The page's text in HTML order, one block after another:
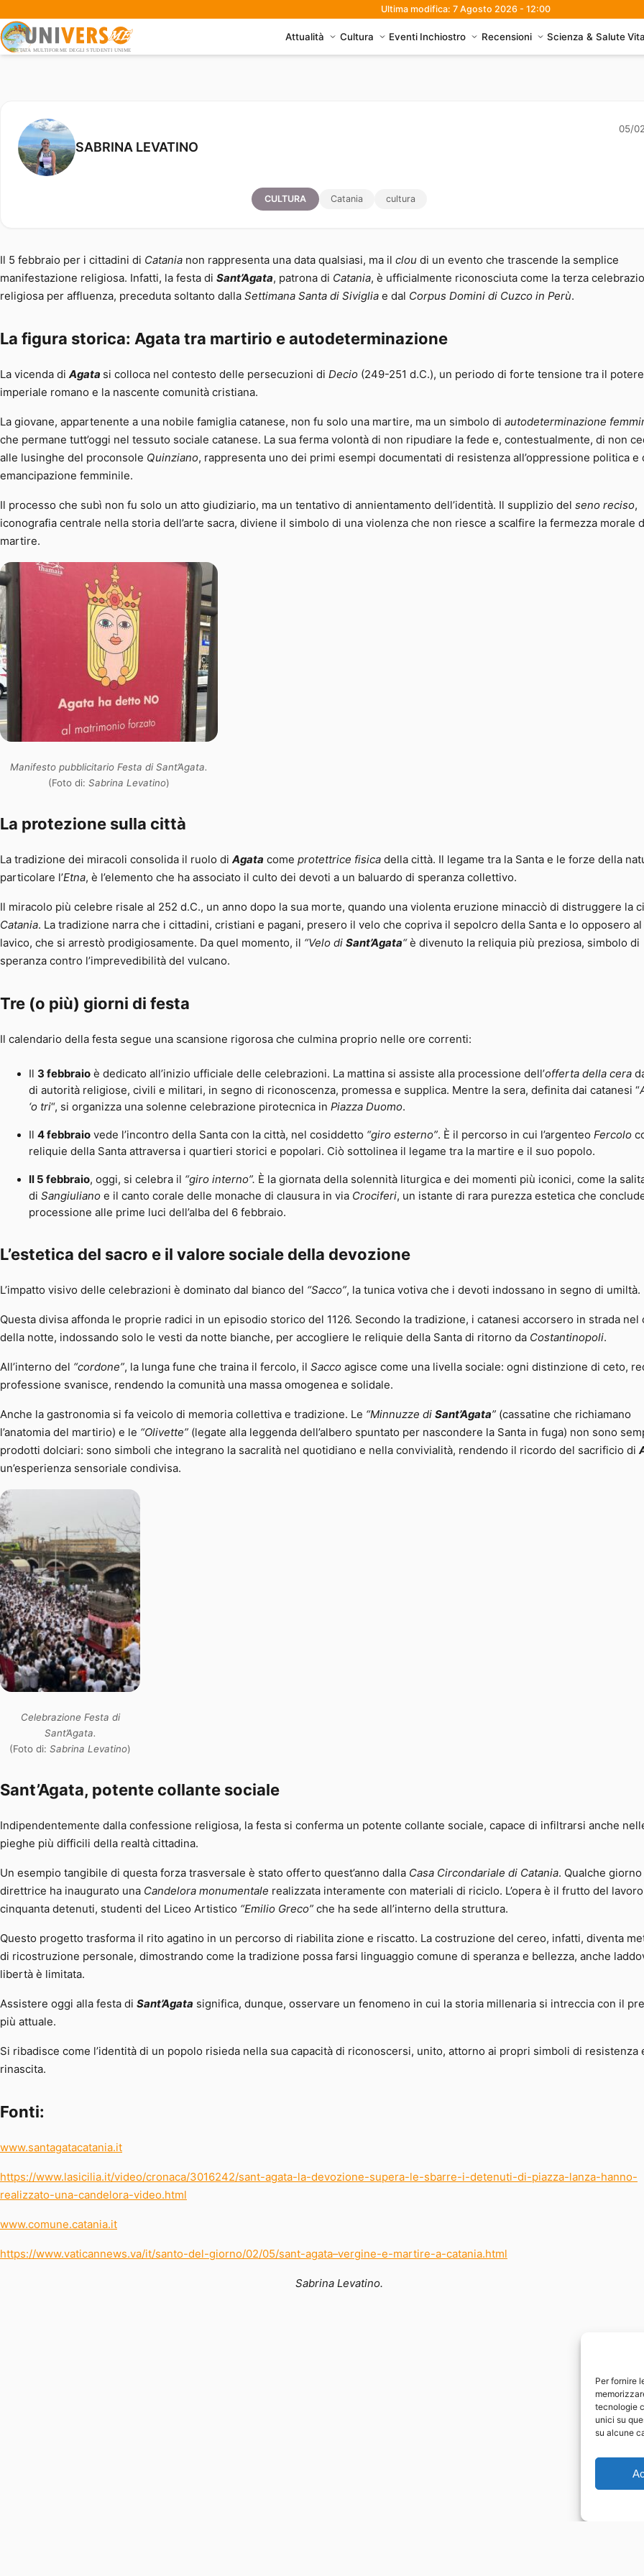
Per fornire
tecnologie
unici su
su alcune
Ultima modifica: 7 Agosto 2026 - 12:00
Attualità Cultura Eventi Inchiostro Recensioni Scienza & Salute
Cittadini, viva Sant’Agata!
SABRINA LEVATINO
05/
CULTURA Catania cultura
Il 5 febbraio per i cittadini di Catania non rappresenta una data qualsiasi, ma il clou di un evento che trascende la semplice
manifestazione religiosa. Infatti, la festa di Sant’Agata, patrona di Catania, è ufficialmente riconosciuta come la terza
religiosa per affluenza, preceduta soltanto dalla Settimana Santa di Siviglia e dal Corpus Domini di Cuzco in Perù.
La figura storica: Agata tra martirio e autodeterminazione
La vicenda diAgata si colloca nel contesto delle persecuzioni di Decio (249-251 d.C.), un periodo di forte tensione tra il potere
imperiale romano e la nascente comunità cristiana.
La giovane, appartenente a una nobile famiglia catanese, non fu solo una martire, ma un simbolo di autodeterminazione
che permane tutt’oggi nel tessuto sociale catanese. La sua ferma volontà di non ripudiare la fede e, contestualmente, di non
alle lusinghe del proconsole Quinziano, rappresenta uno dei primi esempi documentati di resistenza all’oppressione politica e
emancipazione femminile.
Il processo che subì non fu solo un atto giudiziario, ma un tentativo di annientamento dell’identità. Il supplizio del seno reciso,
iconografia centrale nella storia dell’arte sacra, diviene il simbolo di una violenza che non riesce a scalfire la fermezza morale
martire.
Manifesto pubblicitario Festa di Sant’Agata.
(Foto di: Sabrina Levatino)
La protezione sulla città
La tradizione dei miracoli consolida il ruolo diAgata come protettrice fisica della città. Il legame tra la Santa e le forze della
particolare l’Etna, è l’elemento che ha associato il culto dei devoti a un baluardo di speranza collettivo.
Il miracolo più celebre risale al 252 d.C., un anno dopo la sua morte, quando una violenta eruzione minacciò di distruggere la
Catania. La tradizione narra che i cittadini, cristiani e pagani, presero il velo che copriva il sepolcro della Santa e lo opposero
lavico, che si arrestò prodigiosamente. Da quel momento, il “Velo di Sant’Agata“è divenuto la reliquia più preziosa, simbolo di
speranza contro l’imprevedibilità del vulcano.
Tre (o più) giorni di festa
Il calendario della festa segue una scansione rigorosa che culmina proprio nelle ore correnti:
Il 3 febbraio è dedicato all’inizio ufficiale delle celebrazioni. La mattina si assiste alla processione dell’offerta della cera
di autorità religiose, civili e militari, in segno di riconoscenza, promessa e supplica. Mentre la sera, definita dai catanesi “
‘o tri“, si organizza una solenne celebrazione pirotecnica in Piazza Duomo.
Il 4 febbraio vede l’incontro della Santa con la città, nel cosiddetto “giro esterno”. È il percorso in cui l’argenteo Fercolo
reliquie della Santa attraversa i quartieri storici e popolari. Ciò sottolinea il legame tra la martire e il suo popolo.
Il 5 febbraio, oggi, si celebra il “giro interno”. È la giornata della solennità liturgica e dei momenti più iconici, come la
di Sangiuliano e il canto corale delle monache di clausura in via Crociferi, un istante di rara purezza estetica che
processione alle prime luci dell’alba del 6 febbraio.
L’estetica del sacro e il valore sociale della devozione
L’impatto visivo delle celebrazioni è dominato dal bianco del “Sacco”, la tunica votiva che i devoti indossano in segno di umiltà.
Questa divisa affonda le proprie radici in un episodio storico del 1126. Secondo la tradizione, i catanesi accorsero in strada nel
della notte, indossando solo le vesti da notte bianche, per accogliere le reliquie della Santa di ritorno da Costantinopoli.
All’interno del “cordone”, la lunga fune che traina il fercolo, il Sacco agisce come una livella sociale: ogni distinzione di ceto,
professione svanisce, rendendo la comunità una massa omogenea e solidale.
Anche la gastronomia si fa veicolo di memoria collettiva e tradizione. Le “Minnuzze di Sant’Agata” (cassatine che richiamano
l’anatomia del martirio) e le “Olivette” (legate alla leggenda dell’albero spuntato per nascondere la Santa in fuga) non sono
prodotti dolciari: sono simboli che integrano la sacralità nel quotidiano e nella convivialità, rendendo il ricordo del sacrificio di
un’esperienza sensoriale condivisa.
Celebrazione Festa di
Sant’Agata.
(Foto di: Sabrina Levatino)
Sant’Agata, potente collante sociale
Indipendentemente dalla confessione religiosa, la festa si conferma un potente collante sociale, capace di infiltrarsi anche
pieghe più difficili della realtà cittadina.
Un esempio tangibile di questa forza trasversale è stato offerto quest’anno dalla Casa Circondariale di Catania. Qualche giorno
direttrice ha inaugurato una Candelora monumentale realizzata interamente con materiali di riciclo. L’opera è il frutto del
cinquanta detenuti, studenti del Liceo Artistico “Emilio Greco” che ha sede all’interno della struttura.
Questo progetto trasforma il rito agatino in un percorso di riabilita zione e riscatto. La costruzione del cereo, infatti, diventa
di ricostruzione personale, dimostrando come la tradizione possa farsi linguaggio comune di speranza e bellezza, anche
libertà è limitata.
Assistere oggi alla festa di Sant’Agata significa, dunque, osservare un fenomeno in cui la storia millenaria si intreccia con il
più attuale.
Si ribadisce come l’identità di un popolo risieda nella sua capacità di riconoscersi, unito, attorno ai propri simboli di resistenza
rinascita.
Fonti:
www.santagatacatania.it
https://www.lasicilia.it/video/cronaca/3016242/sant-agata-la-devozione-supera-le-sbarre-i-detenuti-di-piazza-lanza-hanno-
realizzato-una-candelora-video.html
www.comune.catania.it
https://www.vaticannews.va/it/santo-del-giorno/02/05/sant-agata–vergine-e-martire-a-catania.html
Sabrina Levatino.